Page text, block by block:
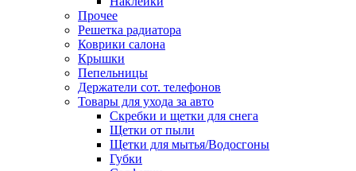
Прочее
Решетка радиатора
Коврики салона
Крышки
Пепельницы
Держатели сот. телефонов
Товары для ухода за авто
Скребки и щетки для снега
Щетки от пыли
Щетки для мытья/Водосгоны
Губки